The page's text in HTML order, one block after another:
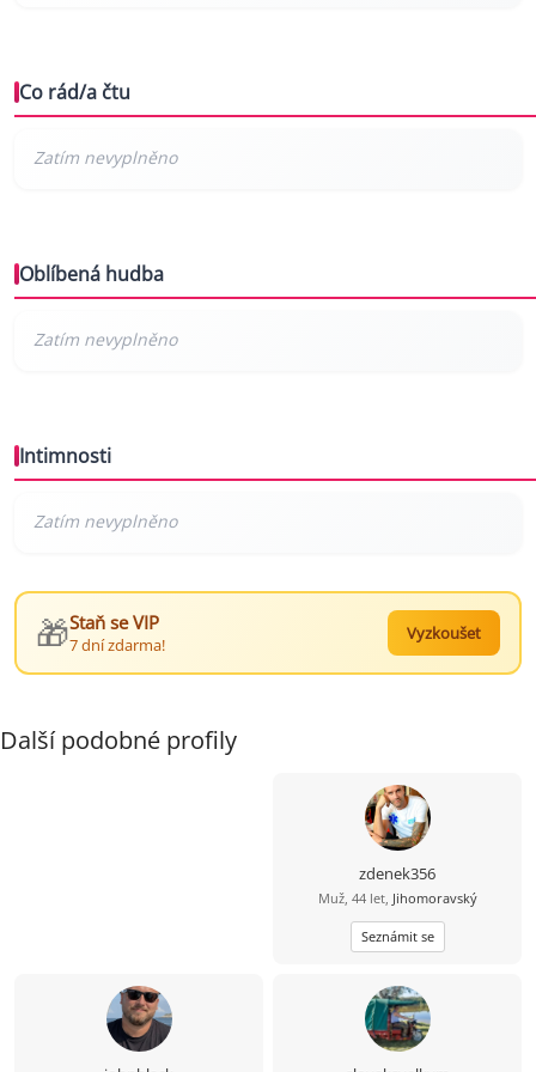
Co rád/a čtu
Oblíbená hudba
Intimnosti
🎁Staň se VIP
7 dní zdarma!
Vyzkoušet
Další podobné profily
zdenek356
Muž, 44 let, Jihomoravský
Seznámit se